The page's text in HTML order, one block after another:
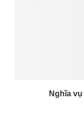
Nghĩa